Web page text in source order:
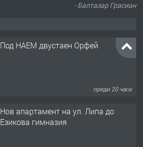
- Балтазар Грасиан
Под НАЕМ двустаен Орфей
преди 20 часа
Нов апартамент на ул. Липа до
Езикова гимназия